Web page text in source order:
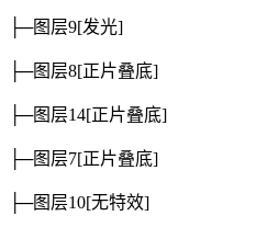
├─图层9[发光]
├─图层8[正片叠底]
├─图层14[正片叠底]
├─图层7[正片叠底]
├─图层10[无特效]